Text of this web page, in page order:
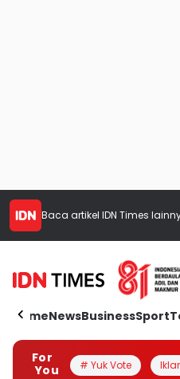
Baca artikel IDN Times
HomeNewsBusinessSport
For
You
# Yuk Vote